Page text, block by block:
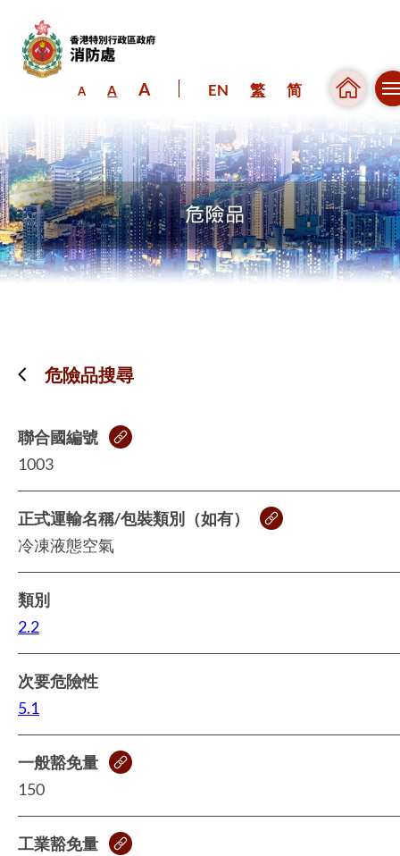
A A A EN 繁 简
危險品搜尋
聯合國編號
1003
正式運輸名稱/包裝類別（如有）
冷凍液態空氣
類別
2.2
次要危險性
5.1
一般豁免量
150
工業豁免量